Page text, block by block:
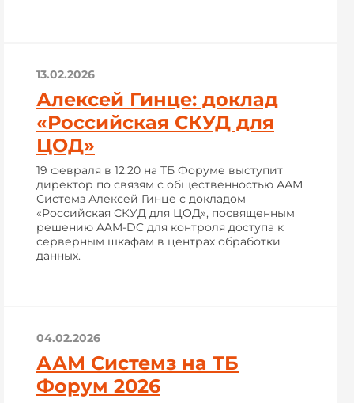
13.02.2026
Алексей Гинце: доклад
«Российская СКУД для
ЦОД»
19 февраля в 12:20 на ТБ Форуме выступит
директор по связям с общественностью ААМ
Системз Алексей Гинце с докладом
«Российская СКУД для ЦОД», посвященным
решению AAM-DC для контроля доступа к
серверным шкафам в центрах обработки
данных.
04.02.2026
ААМ Системз на ТБ
Форум 2026